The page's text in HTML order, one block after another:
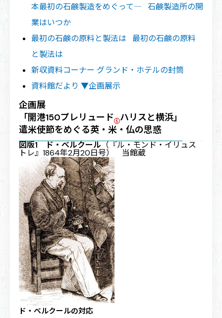
本最初の石鹸製造をめぐって― 石鹸製造所の開
業はいつか
最初の石鹸の原料と製法は 最初の石鹸の原料
と製法は
新収資料コーナー グランド・ホテルの封筒
資料館だより ▼企画展示
企画展
「開港150プレリュード ハリスと横浜」
遣米使節をめぐる英・米・仏の思惑
図版1 ド・ベルクール （『ル・モンド・イリュス
トレ』1864年2月20日号） 当館蔵
ド・ベルクールの対応